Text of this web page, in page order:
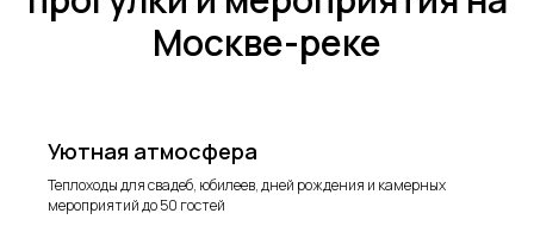
Москве-реке
Уютная атмосфера
Теплоходы для свадеб, юбилеев, дней рождения и камерных
мероприятий до 50 гостей